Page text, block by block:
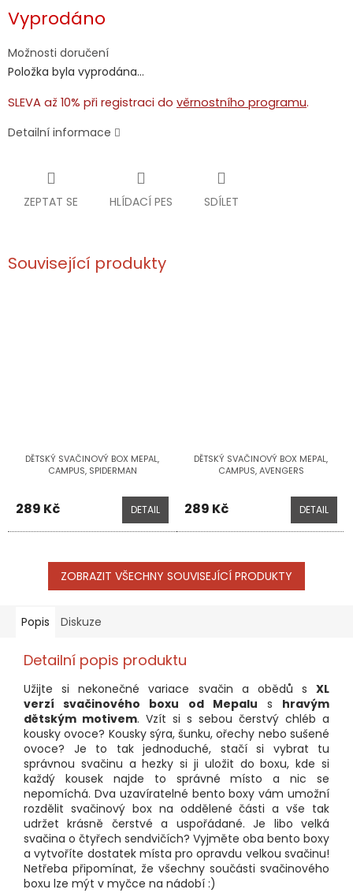
cena:
Vyprodáno
Možnosti doručení
Položka byla vyprodána…
SLEVA až 10% při registraci do věrnostního programu.
Detailní informace
ZEPTAT SE HLÍDACÍ PES SDÍLET
Související produkty
DĚTSKÝ SVAČINOVÝ BOX MEPAL,
CAMPUS, SPIDERMAN
289 Kč DETAIL
DĚTSKÝ SVAČINOVÝ BOX MEPAL,
CAMPUS, AVENGERS
289 Kč DETAIL
ZOBRAZIT VŠECHNY SOUVISEJÍCÍ PRODUKTY
Popis Diskuze
Detailní popis produktu
Užijte si nekonečné variace svačin a obědů s XL
verzí svačinového boxu od Mepalu s hravým
dětským motivem. Vzít si s sebou čerstvý chléb a
kousky ovoce? Kousky sýra, šunku, ořechy nebo sušené
ovoce? Je to tak jednoduché, stačí si vybrat tu
správnou svačinu a hezky si ji uložit do boxu, kde si
každý kousek najde to správné místo a nic se
nepomíchá. Dva uzavíratelné bento boxy vám umožní
rozdělit svačinový box na oddělené části a vše tak
udržet krásně čerstvé a uspořádané. Je libo velká
svačina o čtyřech sendvičích? Vyjměte oba bento boxy
a vytvoříte dostatek místa pro opravdu velkou svačinu!
Netřeba připomínat, že všechny součásti svačinového
boxu lze mýt v myčce na nádobí :)